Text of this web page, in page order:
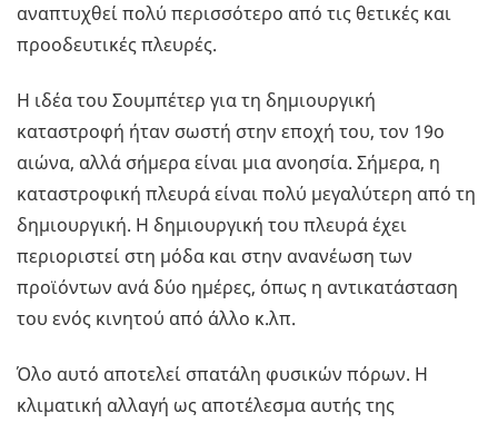
αναπτυχθεί πολύ περισσότερο από τις θετικές και
προοδευτικές πλευρές.
Η ιδέα του Σουμπέτερ για τη δημιουργική
καταστροφή ήταν σωστή στην εποχή του, τον 19ο
αιώνα, αλλά σήμερα είναι μια ανοησία. Σήμερα, η
καταστροφική πλευρά είναι πολύ μεγαλύτερη από τη
δημιουργική. Η δημιουργική του πλευρά έχει
περιοριστεί στη μόδα και στην ανανέωση των
προϊόντων ανά δύο ημέρες, όπως η αντικατάσταση
του ενός κινητού από άλλο κ.λπ.
Όλο αυτό αποτελεί σπατάλη φυσικών πόρων. Η
κλιματική αλλαγή ως αποτέλεσμα αυτής της